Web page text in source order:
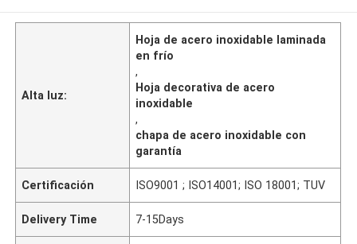
Alta luz:
Hoja de acero inoxidable laminada
en frío
,
Hoja decorativa de acero
inoxidable
,
chapa de acero inoxidable con
garantía
Certificación ISO9001 ; ISO14001; ISO 18001; TUV
Delivery Time 7-15Days